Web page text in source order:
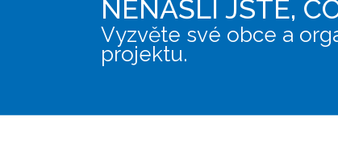
NENAŠLI JSTE,
Vyzvěte své obce a
projektu.